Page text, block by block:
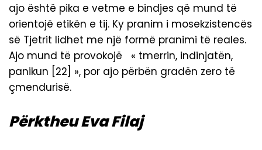
ajo është pika e vetme e bindjes që mund të
orientojë etikën e tij. Ky pranim i mosekzistencës
së Tjetrit lidhet me një formë pranimi të reales.
Ajo mund të provokojë « tmerrin, indinjatën,
panikun [22] », por ajo përbën gradën zero të
çmendurisë.
Përktheu Eva Filaj